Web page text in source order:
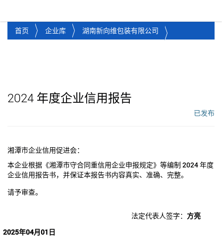
首页 企业库 湖南新向维包装有限公司
2024 年度企业信用报告
已发布
湘潭市企业信用促进会：
本企业根据《湘潭市守合同重信用企业申报规定》等编制 2024年度
企业信用报告书，并保证本报告书内容真实、准确、完整。
请予审查。
法定代表人签字： 方亮
2025年04月01日